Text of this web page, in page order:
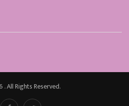
All Rights Reserved.